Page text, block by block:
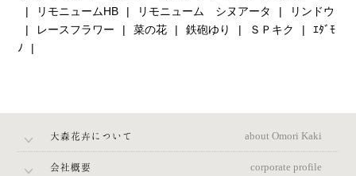
リモニュームHB
リモニューム シヌアータ
リンドウ
レースフラワー
菜の花 鉄砲ゆり ＳＰキク
ｴﾀﾞﾓ
ﾉ
大森花卉について about Omori Kaki
会社概要 corporate profile